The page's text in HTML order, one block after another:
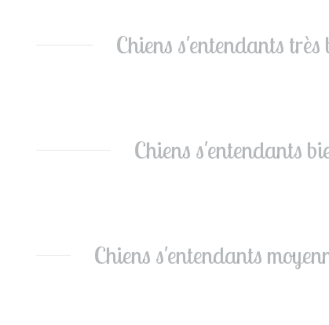
Chiens s'entendants
Chiens s'entendants
Chiens s'entendants